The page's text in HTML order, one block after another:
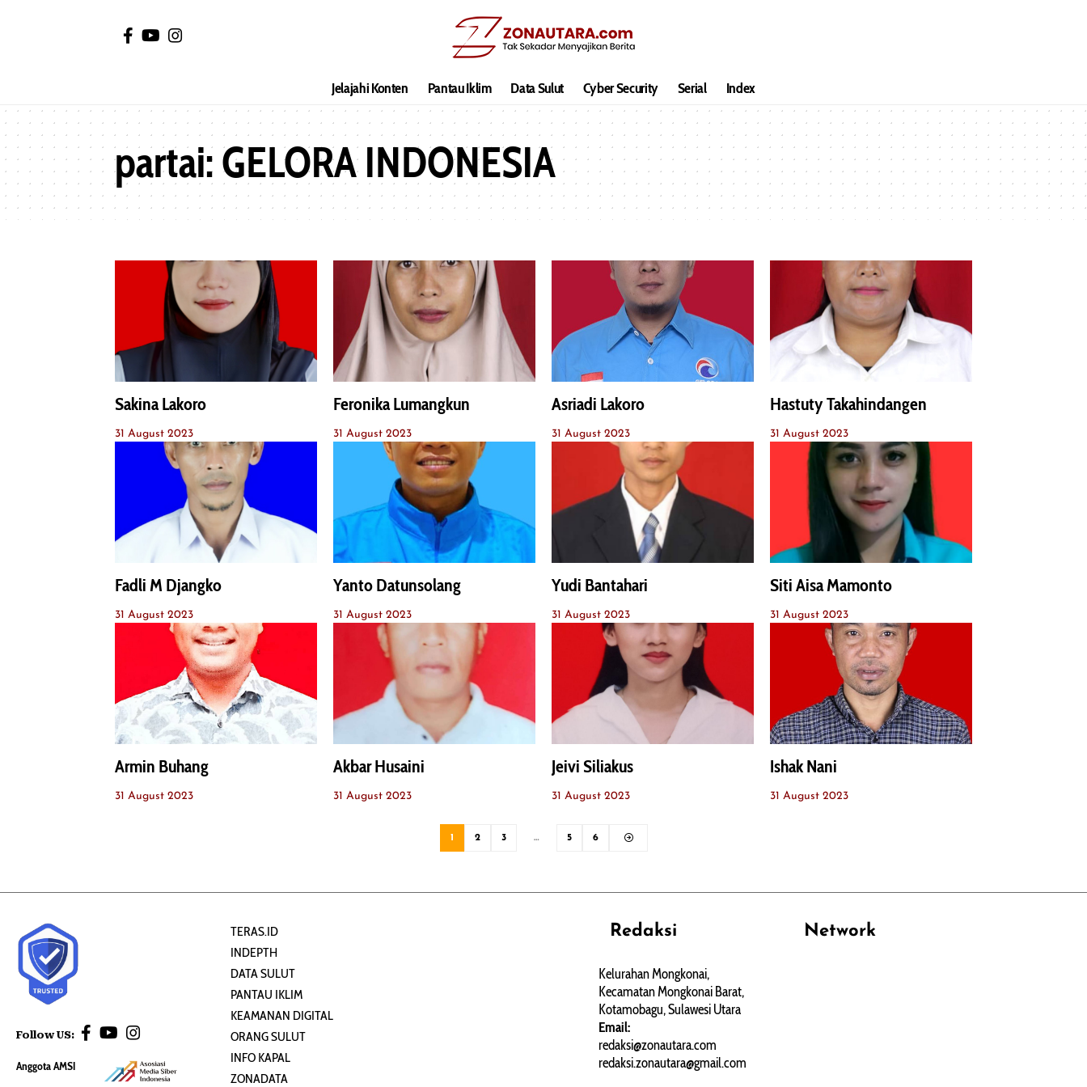
Jelajahi Konten Pantau Iklim Data Sulut Cyber Security Serial Index
partai:GELORA INDONESIA
Sakina Lakoro
31 August 2023
Feronika Lumangkun
31 August 2023
Asriadi Lakoro
31 August 2023
Hastuty Takahindangen
31 August 2023
Fadli M Djangko
31 August 2023
Yanto Datunsolang
31 August 2023
Yudi Bantahari
31 August 2023
Siti Aisa Mamonto
31 August 2023
Armin Buhang
31 August 2023
Akbar Husaini
31 August 2023
Jeivi Siliakus
31 August 2023
Ishak Nani
31 August 2023
1 2 3 … 5 6
Follow US:
Anggota AMSI
TERAS.ID
INDEPTH
DATA SULUT
PANTAU IKLIM
KEAMANAN DIGITAL
ORANG SULUT
INFO KAPAL
ZONADATA
Redaksi
Kelurahan Mongkonai,
Kecamatan Mongkonai Barat,
Kotamobagu, Sulawesi Utara
Email:
redaksi@zonautara.com
redaksi.zonautara@gmail.com
Network